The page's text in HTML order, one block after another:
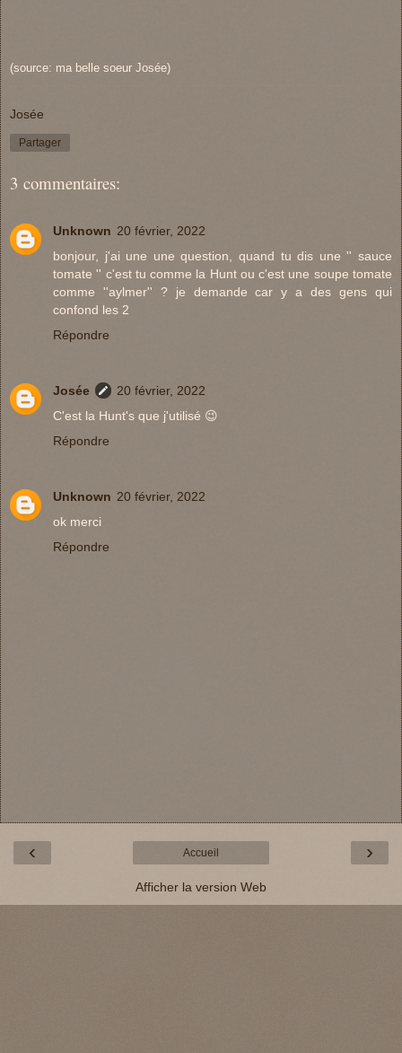
(source: ma belle soeur Josée)
Josée
Partager
3 commentaires:
Unknown 20 février, 2022
bonjour, j'ai une une question, quand tu dis une '' sauce
tomate '' c'est tu comme la Hunt ou c'est une soupe tomate
comme ''aylmer'' ? je demande car y a des gens qui
confond les 2
Répondre
Josée
20 février, 2022
C'est la Hunt's que j'utilisé 😉
Répondre
Unknown 20 février, 2022
ok merci
Répondre
‹ ›
Accueil
Afficher la version Web